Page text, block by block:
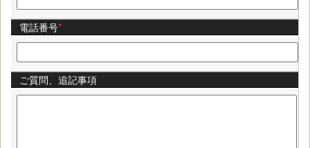
電話番号*
ご質問、追記事項